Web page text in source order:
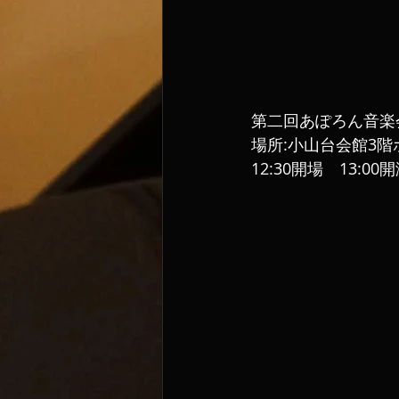
第二回あぽろん音楽
場所:小山台会館3階
12:30開場　13:00開